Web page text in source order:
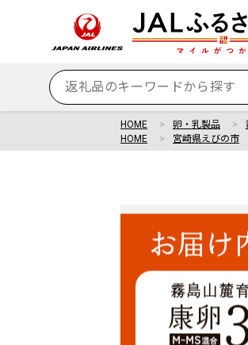
HOME 卵・乳製品
HOME
宮崎県えびの市